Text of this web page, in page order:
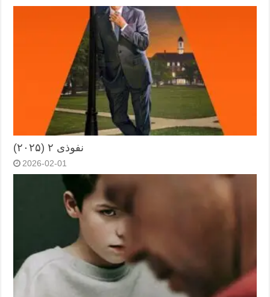
نفوذی ۲ (۲۰۲۵)
2026-02-01